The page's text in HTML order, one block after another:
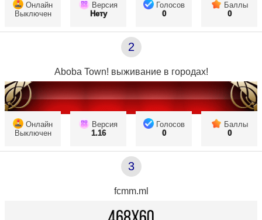
Онлайн
Выключен
Версия
Нету
Голосов
0
Баллы
0
2
Aboba Town! выживание в городах!
Онлайн
Выключен
Версия
1.16
Голосов
0
Баллы
0
3
fcmm.ml